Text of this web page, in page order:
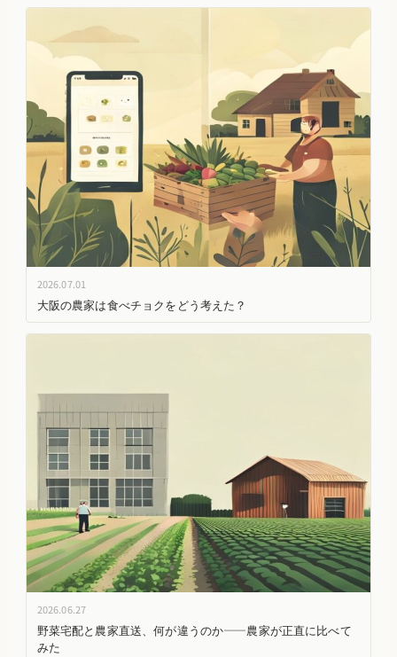
2026.07.01
大阪の農家は食べチョクをどう考えた？
2026.06.27
野菜宅配と農家直送、何が違うのか——農家が正直に比べて
みた